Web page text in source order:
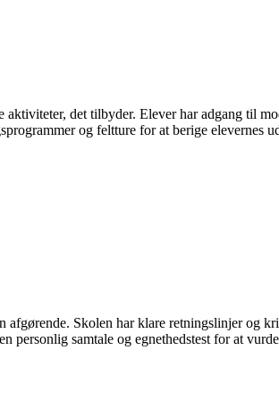
det tilbyder. Elever har adgang til
og feltture for at berige elevernes
Skolen har klare retningslinjer og
samtale og egnethedstest for at